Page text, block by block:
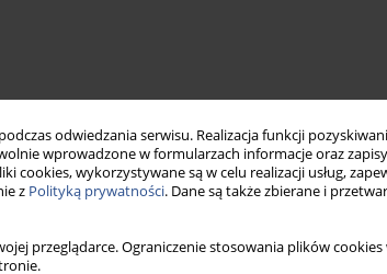
odwiedzania serwisu. Realizacja funkcji
wprowadzone w formularzach informacje oraz
cookies, wykorzystywane są w celu realizacji usług,
z Polityką prywatności. Dane są także zbierane i
przeglądarce. Ograniczenie stosowania plików